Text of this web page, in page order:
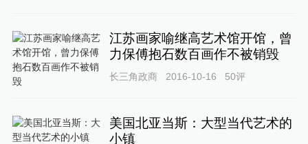
江苏画家喻继高艺术馆开馆，曾
力保傅抱石数百画作不被销毁
长三角政商 2016-10-16 50评
美国北亚当斯：大型当代艺术的
小镇